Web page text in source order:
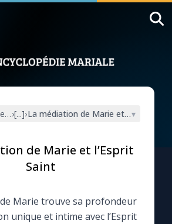
mariale
›[...]›La médiation de Marie et l’Esprit
▾
de Marie et l’Esprit
Saint
Marie trouve sa profondeur
unique et intime avec l’Esprit